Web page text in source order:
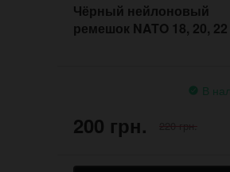
Чёрный нейлоновый
ремешок NATO 18, 20,
В
200 грн. 220 грн.